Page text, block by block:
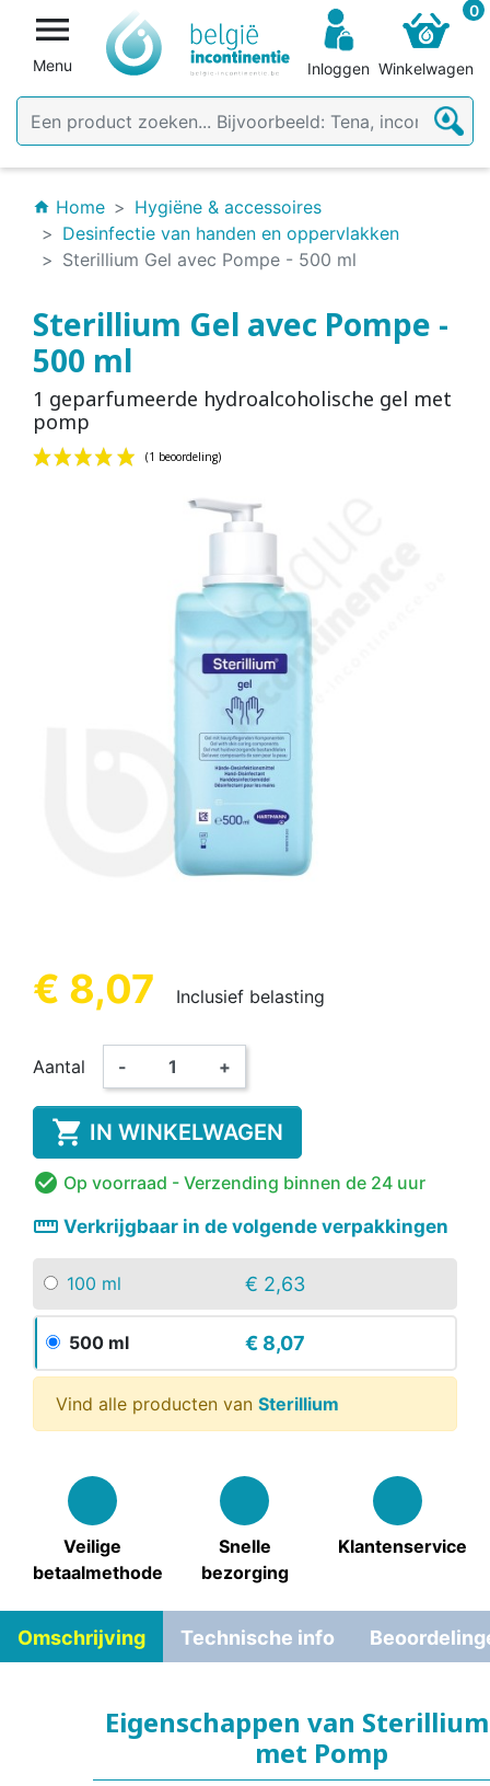

Menu Inloggen
0
Winkelwagen
home Home
Hygiëne & accessoires
Desinfectie van handen en oppervlakken
Sterillium Gel avec Pompe - 500 ml
Sterillium Gel avec Pompe -
500 ml
1 geparfumeerde hydroalcoholische gel met
pomp
(1 beoordeling)
€ 8,07 Inclusief belasting
Aantal - +
 IN WINKELWAGEN
 Op voorraad - Verzending binnen de 24 uur
straighten Verkrijgbaar in de volgende verpakkingen
100 ml € 2,63
500 ml € 8,07
Vind alle producten van Sterillium
Veilige
betaalmethode
Snelle
bezorging
Klantenservice
Omschrijving Technische info
Eigenschappen van
met Pomp